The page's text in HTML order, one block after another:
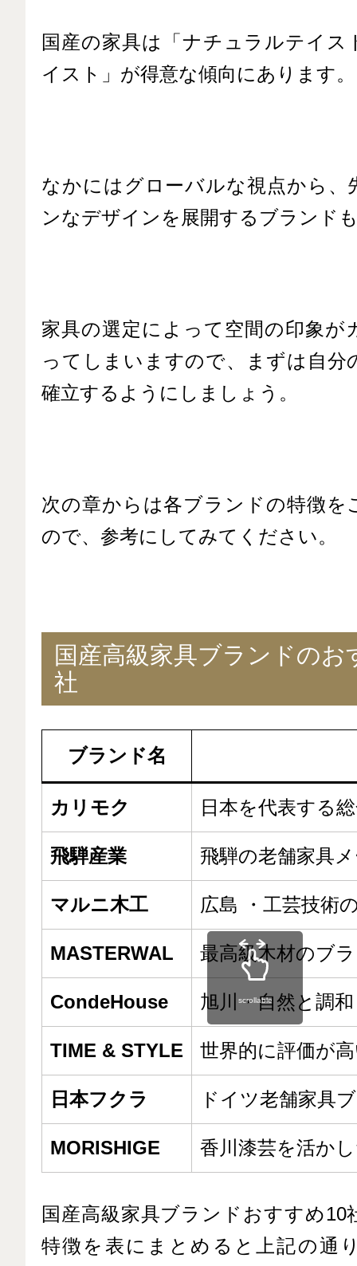
国産の家具は「ナチュラルテイス
イスト」が得意な傾向にあります。
なかにはグローバルな視点から、
ンなデザインを展開するブランド
家具の選定によって空間の印象が
ってしまいますので、まずは自分
確立するようにしましょう。
次の章からは各ブランドの特徴を
ので、参考にしてみてください。
国産高級家具ブランドのお
社
ブランド名
カリモク 日本を代表する
飛騨産業 飛騨の老舗家具
マルニ木工 広島 ・工芸技術
MASTERWAL 最高級木材のブ
CondeHouse 旭川・自然と調
TIME & STYLE 世界的に評価が
日本フクラ ドイツ老舗家具
MORISHIGE 香川漆芸を活か
scrollable
国産高級家具ブランドおすすめ10
特徴を表にまとめると上記の通